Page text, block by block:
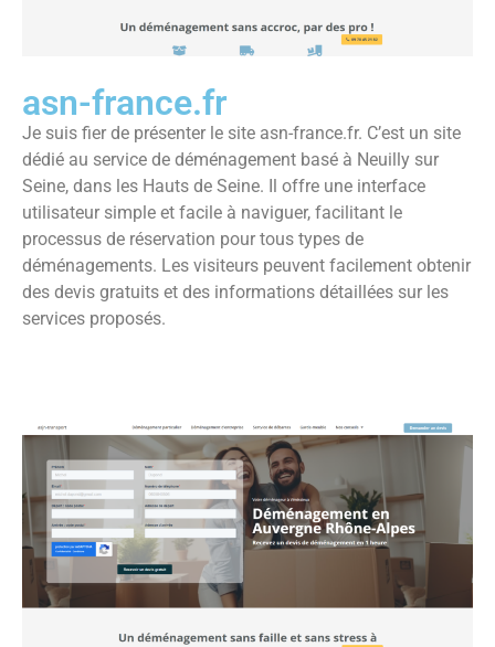
asn-france.fr
Je suis fier de présenter le site asn-france.fr. C’est un site
dédié au service de déménagement basé à Neuilly sur
Seine, dans les Hauts de Seine. Il offre une interface
utilisateur simple et facile à naviguer, facilitant le
processus de réservation pour tous types de
déménagements. Les visiteurs peuvent facilement obtenir
des devis gratuits et des informations détaillées sur les
services proposés.